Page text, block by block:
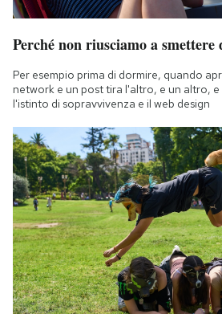
Perché non riusciamo a
Per esempio prima di dormire, quando
network e un post tira l'altro, e un altro,
l'istinto di sopravvivenza e il web design